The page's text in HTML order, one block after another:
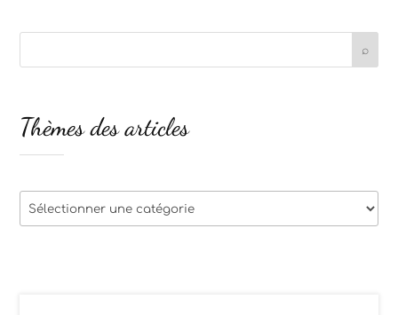
Thèmes des articles
Thèmes
des